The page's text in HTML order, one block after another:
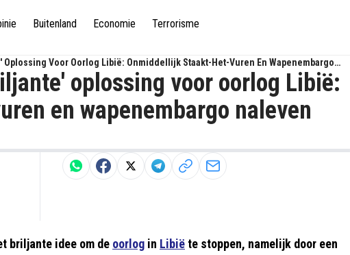
Buitenland Economie Terrorisme
Voor Oorlog Libië: Onmiddellijk Staakt-Het-Vuren En Wapenembargo
oplossing voor oorlog Libië:
en wapenembargo naleven
briljante idee om de oorlog in Libiëte stoppen, namelijk door een